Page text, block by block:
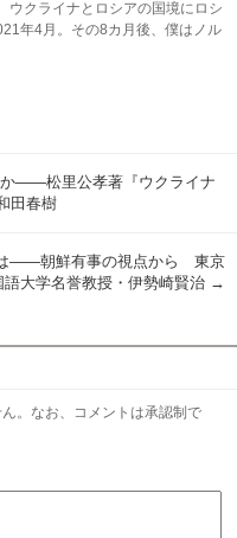
クライナとロシアの国境にロシ
年4月。その8カ月後、僕はノル
か――松里公孝著『ウクライナ
田春樹
は――朝鮮有事の視点から 東京
語大学名誉教授・伊勢崎賢治 →
。なお、コメントは承認制で